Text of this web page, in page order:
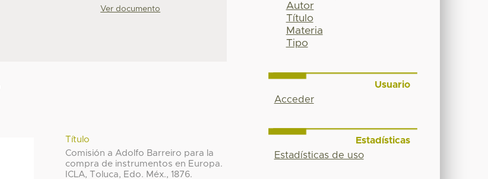
Ver documento
Título
Comisión a Adolfo Barreiro para la
compra de instrumentos en Europa.
ICLA, Toluca, Edo. Méx., 1876.
Autor
Título
Materia
Tipo
Usuario
Acceder
Estadísticas
Estadísticas de uso